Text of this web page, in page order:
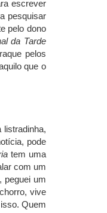
escrever
pesquisar
pelo dono
da Tarde
pelos
que o
pode
tem uma
com um
peguei um
vive
Quem